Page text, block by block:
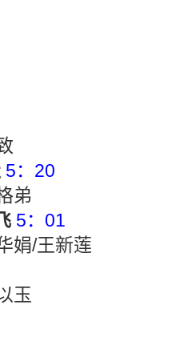
5：20
弟
5：01
娟/王新莲
玉